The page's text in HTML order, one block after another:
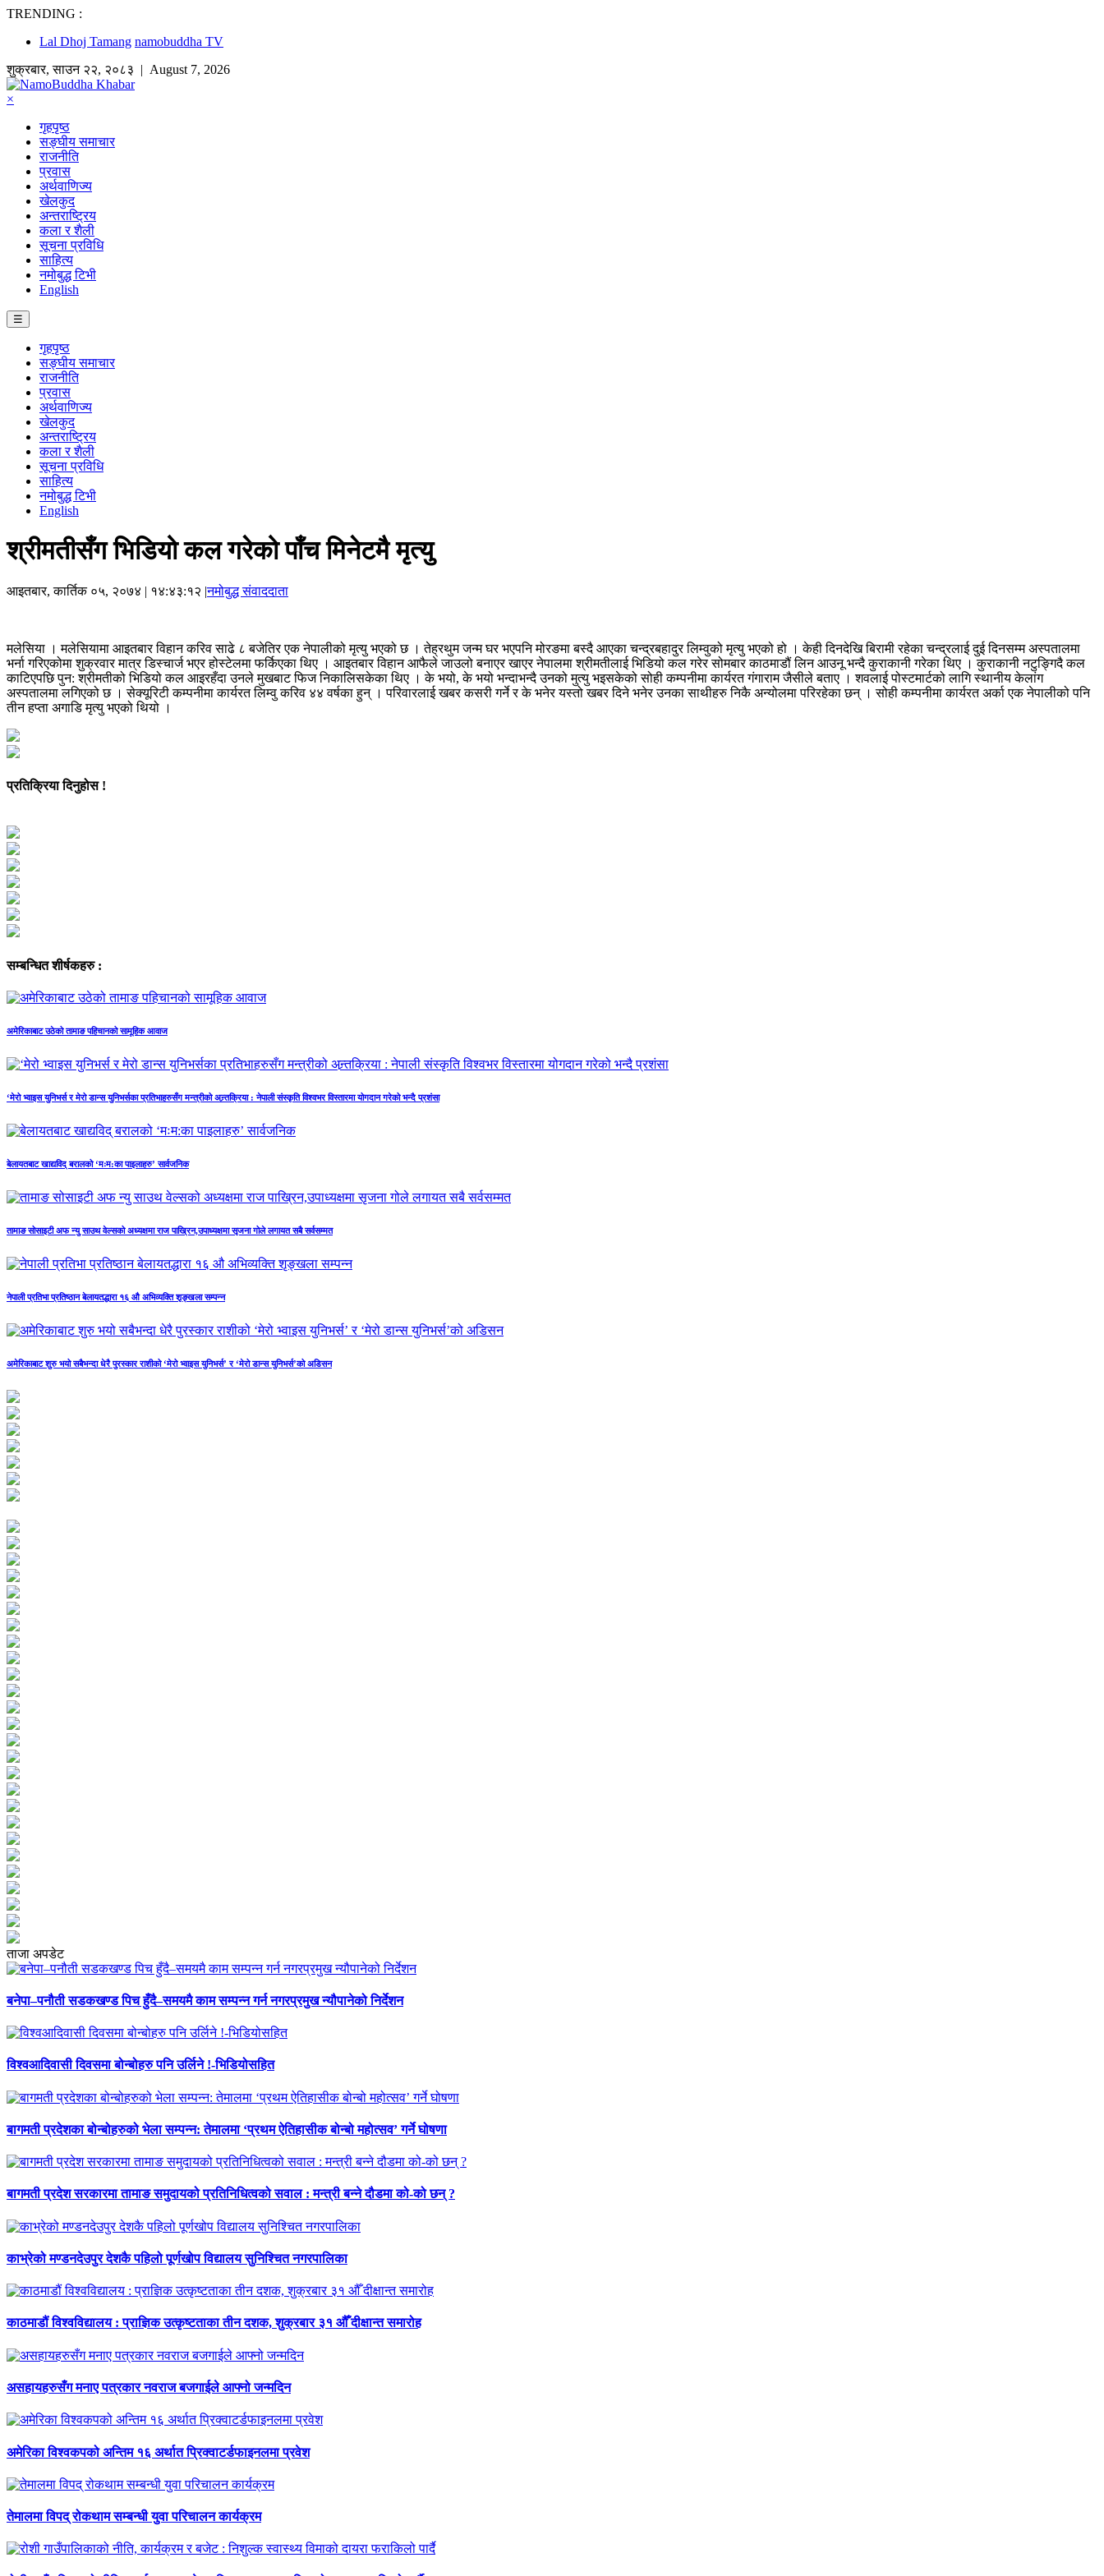
TRENDING :
Lal Dhoj Tamang namobuddha TV
शुक्रबार,साउन २२, २०८३ | August 7, 2026
×
गृहपृष्ठ
सङ्घीय समाचार
राजनीति
प्रवास
अर्थवाणिज्य
खेलकुद
अन्तराष्ट्रिय
कला र शैली
सूचना प्रविधि
साहित्य
नमोबुद्ध टिभी
English
☰
गृहपृष्ठ
सङ्घीय समाचार
राजनीति
प्रवास
अर्थवाणिज्य
खेलकुद
अन्तराष्ट्रिय
कला र शैली
सूचना प्रविधि
साहित्य
नमोबुद्ध टिभी
English
श्रीमतीसँग भिडियो कल गरेको पाँच मिनेटमै मृत्यु
आइतबार, कार्तिक ०५, २०७४ | १४:४३:१२ |नमोबुद्ध संवाददाता
मलेसिया । मलेसियामा आइतबार विहान करिव साढे ८ बजेतिर एक नेपालीको मृत्यु भएको छ । तेह्रथुम जन्म घर भएपनि मोरङमा बस्दै आएका चन्द्रबहादुर लिम्वुको मृत्यु भएको हो । केही दिनदेखि बिरामी रहेका चन्द्रलाई दुई दिनसम्म अस्पतालमा
भर्ना गरिएकोमा शुक्रवार मात्र डिस्चार्ज भएर होस्टेलमा फर्किएका थिए । आइतबार विहान आफैले जाउलो बनाएर खाएर नेपालमा श्रीमतीलाई भिडियो कल गरेर सोमबार काठमाडौं लिन आउनू भन्दै कुराकानी गरेका थिए । कुराकानी नटुङ्गिदै कल
काटिएपछि पुन: श्रीमतीको भिडियो कल आइरहँदा उनले मुखबाट फिज निकालिसकेका थिए । के भयो, के भयो भन्दाभन्दै उनको मुत्यु भइसकेको सोही कम्पनीमा कार्यरत गंगाराम जैसीले बताए । शवलाई पोस्टमार्टको लागि स्थानीय केलांग
अस्पतालमा लगिएको छ । सेक्यूरिटी कम्पनीमा कार्यरत लिम्वु करिव ४४ वर्षका हुन् । परिवारलाई खबर कसरी गर्ने र के भनेर यस्तो खबर दिने भनेर उनका साथीहरु निकै अन्योलमा परिरहेका छन् । सोही कम्पनीमा कार्यरत अर्का एक नेपालीको पनि
तीन हप्ता अगाडि मृत्यु भएको थियो ।
प्रतिक्रिया दिनुहोस !
सम्बन्धित शीर्षकहरु :
अमेरिकाबाट उठेको तामाङ पहिचानको सामूहिक आवाज
‘मेरो भ्वाइस युनिभर्स र मेरो डान्स युनिभर्सका प्रतिभाहरुसँग मन्त्रीको अन्र्तक्रिया : नेपाली संस्कृति विश्वभर विस्तारमा योगदान गरेको भन्दै प्रशंसा
बेलायतबाट खाद्यविद् बरालको ‘मःम:का पाइलाहरु’ सार्वजनिक
तामाङ सोसाइटी अफ न्यु साउथ वेल्सको अध्यक्षमा राज पाख्रिन,उपाध्यक्षमा सृजना गोले लगायत सबै सर्वसम्मत
नेपाली प्रतिभा प्रतिष्ठान बेलायतद्धारा १६ औ अभिव्यक्ति शृङ्खला सम्पन्न
अमेरिकाबाट शुरु भयो सबैभन्दा धेरै पुरस्कार राशीको ‘मेरो भ्वाइस युनिभर्स’ र ‘मेरो डान्स युनिभर्स’को अडिसन
ताजा अपडेट
बनेपा–पनौती सडकखण्ड पिच हुँदै–समयमै काम सम्पन्न गर्न नगरप्रमुख न्यौपानेको निर्देशन
विश्वआदिवासी दिवसमा बोन्बोहरु पनि उर्लिने !-भिडियोसहित
बागमती प्रदेशका बोन्बोहरुको भेला सम्पन्न: तेमालमा ‘प्रथम ऐतिहासीक बोन्बो महोत्सव’ गर्ने घोषणा
बागमती प्रदेश सरकारमा तामाङ समुदायको प्रतिनिधित्वको सवाल : मन्त्री बन्ने दौडमा को‐को छन् ?
काभ्रेको मण्डनदेउपुर देशकै पहिलो पूर्णखोप विद्यालय सुनिश्चित नगरपालिका
काठमाडौं विश्वविद्यालय : प्राज्ञिक उत्कृष्टताका तीन दशक, शुक्रबार ३१ औँ दीक्षान्त समारोह
असहायहरुसँग मनाए पत्रकार नवराज बजगाईले आफ्नो जन्मदिन
अमेरिका विश्वकपको अन्तिम १६ अर्थात प्रिक्वाटर्डफाइनलमा प्रवेश
तेमालमा विपद् रोकथाम सम्बन्धी युवा परिचालन कार्यक्रम